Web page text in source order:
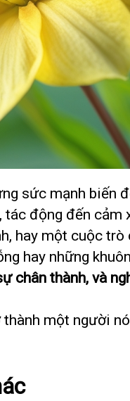
sức mạnh biến
động đến cảm
hay một cuộc trò
hay những
chân thành, và
một người